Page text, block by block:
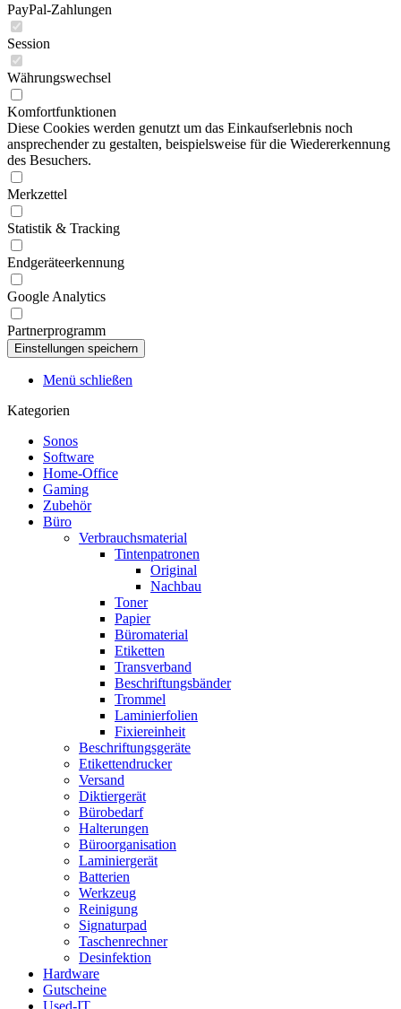
PayPal-Zahlungen
Session
Währungswechsel
Komfortfunktionen
Diese Cookies werden genutzt um das Einkaufserlebnis noch
ansprechender zu gestalten, beispielsweise für die Wiedererkennung
des Besuchers.
Merkzettel
Statistik & Tracking
Endgeräteerkennung
Google Analytics
Partnerprogramm
Menü schließen
Kategorien
Sonos
Software
Home-Office
Gaming
Zubehör
Büro
Verbrauchsmaterial
Tintenpatronen
Original
Nachbau
Toner
Papier
Büromaterial
Etiketten
Transverband
Beschriftungsbänder
Trommel
Laminierfolien
Fixiereinheit
Beschriftungsgeräte
Etikettendrucker
Versand
Diktiergerät
Bürobedarf
Halterungen
Büroorganisation
Laminiergerät
Batterien
Werkzeug
Reinigung
Signaturpad
Taschenrechner
Desinfektion
Hardware
Gutscheine
Used-IT